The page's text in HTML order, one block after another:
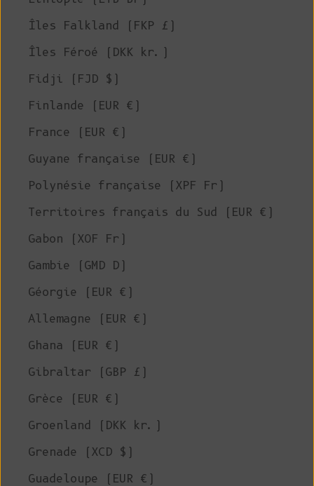
Îles Falkland (FKP £)
Îles Féroé (DKK kr.)
Fidji (FJD $)
Finlande (EUR €)
France (EUR €)
Guyane française (EUR €)
Polynésie française (XPF Fr)
Territoires français du Sud (EUR €)
Gabon (XOF Fr)
Gambie (GMD D)
Géorgie (EUR €)
Allemagne (EUR €)
Ghana (EUR €)
Gibraltar (GBP £)
Grèce (EUR €)
Groenland (DKK kr.)
Grenade (XCD $)
Guadeloupe (EUR €)